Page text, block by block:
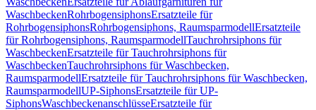
WaschbeckenRohrbogensiphonsErsatzteile für
RohrbogensiphonsRohrbogensiphons, RaumsparmodellErsatzteile
für Rohrbogensiphons, RaumsparmodellTauchrohrsiphons für
WaschbeckenErsatzteile für Tauchrohrsiphons für
WaschbeckenTauchrohrsiphons für Waschbecken,
RaumsparmodellErsatzteile für Tauchrohrsiphons für Waschbecken,
RaumsparmodellUP-SiphonsErsatzteile für UP-
SiphonsWaschbeckenanschlüsseErsatzteile für